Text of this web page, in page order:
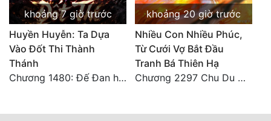
khoảng 7 giờ trước
Huyền Huyễn: Ta Dựa
Vào Đốt Thi Thành
Thánh
Chương 1480: Đế Đan hiện
khoảng 20 giờ trước
Nhiều Con Nhiều Phúc,
Từ Cưới Vợ Bắt Đầu
Tranh Bá Thiên Hạ
Chương 2297 Chu Du Du mang thai